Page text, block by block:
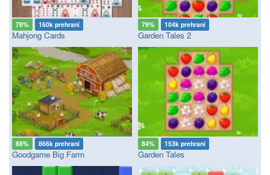
78% 160k prehraní
Mahjong Cards
79% 104k prehraní
Garden Tales 2
88% 866k prehraní
Goodgame Big Farm
84% 153k prehraní
Garden Tales